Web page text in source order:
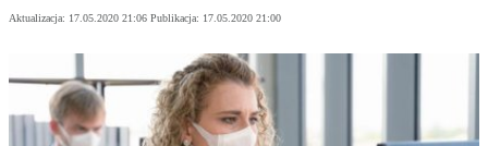
Aktualizacja: 17.05.2020 21:06 Publikacja: 17.05.2020 21:00